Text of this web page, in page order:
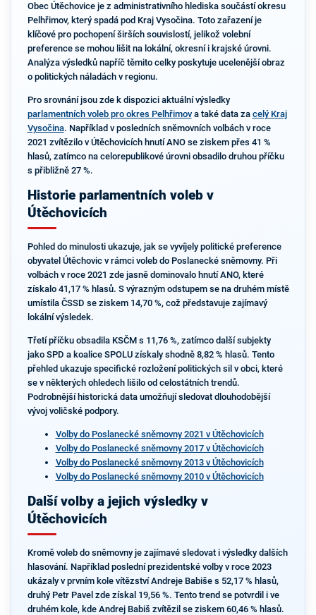
Obec Útěchovice je z administrativního hlediska součástí okresu
Pelhřimov, který spadá pod Kraj Vysočina. Toto zařazení je
klíčové pro pochopení širších souvislostí, jelikož volební
preference se mohou lišit na lokální, okresní i krajské úrovni.
Analýza výsledků napříč těmito celky poskytuje ucelenější obraz
o politických náladách v regionu.
Pro srovnání jsou zde k dispozici aktuální výsledky
parlamentních voleb pro okres Pelhřimova také data za celý Kraj
Vysočina. Například v posledních sněmovních volbách v roce
2021 zvítězilo v Útěchovicích hnutí ANO se ziskem přes 41 %
hlasů, zatímco na celorepublikové úrovni obsadilo druhou příčku
s přibližně 27 %.
Historie parlamentních voleb v
Útěchovicích
Pohled do minulosti ukazuje, jak se vyvíjely politické preference
obyvatel Útěchovic v rámci voleb do Poslanecké sněmovny. Při
volbách v roce 2021 zde jasně dominovalo hnutí ANO, které
získalo 41,17 % hlasů. S výrazným odstupem se na druhém místě
umístila ČSSD se ziskem 14,70 %, což představuje zajímavý
lokální výsledek.
Třetí příčku obsadila KSČM s 11,76 %, zatímco další subjekty
jako SPD a koalice SPOLU získaly shodně 8,82 % hlasů. Tento
přehled ukazuje specifické rozložení politických sil v obci, které
se v některých ohledech lišilo od celostátních trendů.
Podrobnější historická data umožňují sledovat dlouhodobější
vývoj voličské podpory.
Volby do Poslanecké sněmovny 2021 v Útěchovicích
Volby do Poslanecké sněmovny 2017 v Útěchovicích
Volby do Poslanecké sněmovny 2013 v Útěchovicích
Volby do Poslanecké sněmovny 2010 v Útěchovicích
Další volby a jejich výsledky v
Útěchovicích
Kromě voleb do sněmovny je zajímavé sledovat i výsledky dalších
hlasování. Například poslední prezidentské volby v roce 2023
ukázaly v prvním kole vítězství Andreje Babiše s 52,17 % hlasů,
druhý Petr Pavel zde získal 19,56 %. Tento trend se potvrdil i ve
druhém kole, kde Andrej Babiš zvítězil se ziskem 60,46 % hlasů.